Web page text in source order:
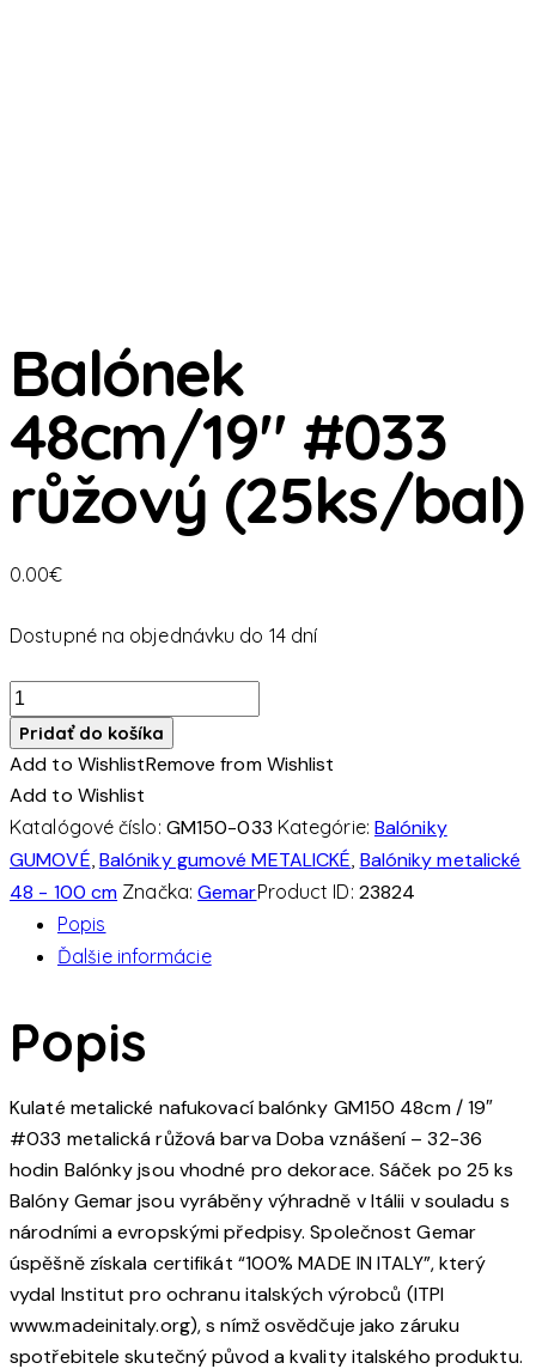
Balónek
48cm/19″ #033
růžový (25ks/bal)
0.00€
Dostupné na objednávku do 14 dní
množstvo
Balónek
48cm/19"
#033
růžový
(25ks/bal)
Pridať do košíka
Add to WishlistRemove from Wishlist
Add to Wishlist
Katalógové číslo: GM150-033 Kategórie: Balóniky
GUMOVÉ, Balóniky gumové METALICKÉ, Balóniky metalické
48 - 100 cm Značka:GemarProduct ID: 23824
Popis
Ďalšie informácie
Popis
Kulaté metalické nafukovací balónky GM150 48cm / 19″
#033 metalická růžová barva Doba vznášení – 32-36
hodin Balónky jsou vhodné pro dekorace. Sáček po 25 ks
Balóny Gemar jsou vyráběny výhradně v Itálii v souladu s
národními a evropskými předpisy. Společnost Gemar
úspěšně získala certifikát “100% MADE IN ITALY”, který
vydal Institut pro ochranu italských výrobců (ITPI
www.madeinitaly.org), s nímž osvědčuje jako záruku
spotřebitele skutečný původ a kvality italského produktu.